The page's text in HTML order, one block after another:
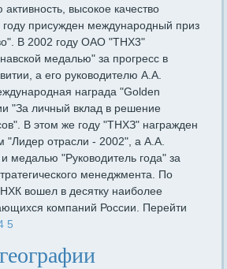
высокое качество
присужден международный приз
В 2002 году ОАО "ТНХ3"
медалью" за прогресс в
а его руководителю А.А.
награда "Golden
"За личный вклад в решение
В этом же году "ТНХЗ" награжден
"Лидер отрасли - 2002", а А.А.
медалью "Руководитель года" за
менеджмента. По
вошел в десятку наиболее
компаний России. Перейти
5